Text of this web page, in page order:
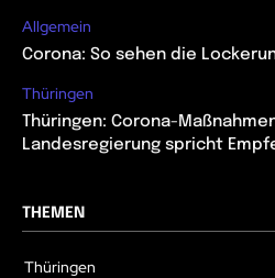
Allgemein
Corona: So sehen die
Thüringen
Thüringen: Corona-
Landesregierung spricht
THEMEN
Thüringen